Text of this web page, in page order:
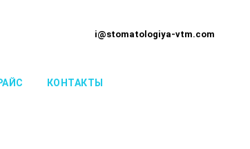
i@stomatologiya-vtm.com
КОНТАКТЫ